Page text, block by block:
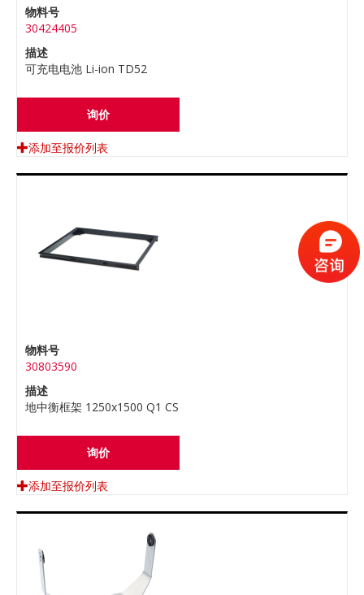
物料号
30424405
描述
可充电电池 Li-ion TD52
询价
添加至报价列表
物料号
30803590
描述
地中衡框架 1250x1500 Q1 CS
询价
添加至报价列表